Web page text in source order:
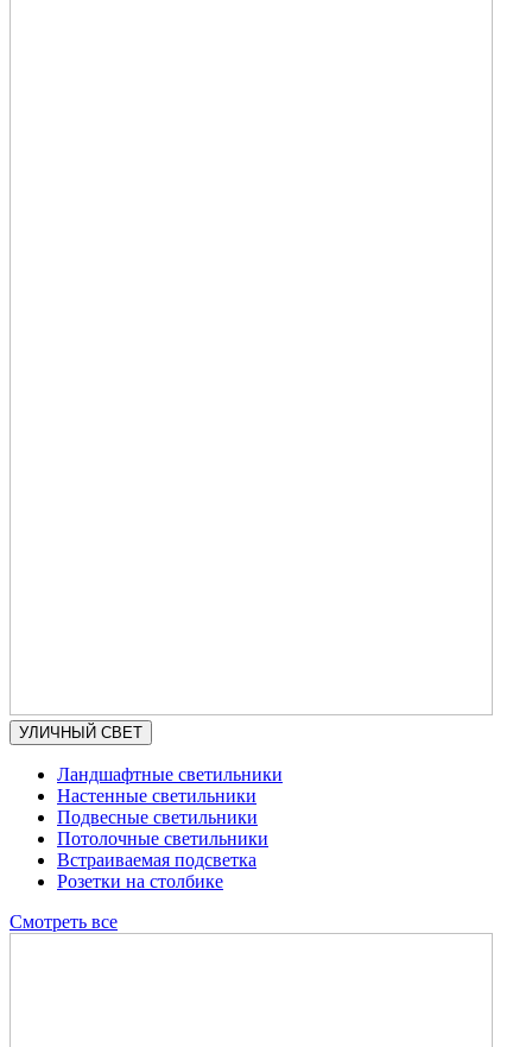
УЛИЧНЫЙ СВЕТ
Ландшафтные светильники
Настенные светильники
Подвесные светильники
Потолочные светильники
Встраиваемая подсветка
Розетки на столбике
Смотреть все